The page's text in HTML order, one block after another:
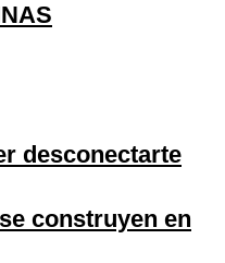
desconectarte
construyen en